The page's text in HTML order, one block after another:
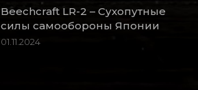
Beechcraft LR-2 – Сухопутные
силы самообороны Японии
01.11.2024